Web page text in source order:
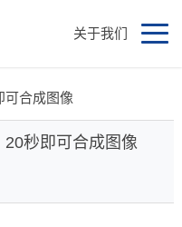
关于我们
可合成图像
20秒即可合成图像